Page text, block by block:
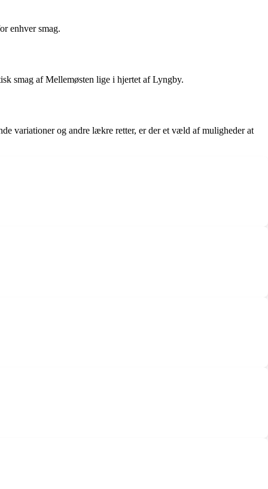
enhver smag.
smag af Mellemøsten lige i hjertet af Lyngby.
variationer og andre lækre retter, er der et væld af muligheder at